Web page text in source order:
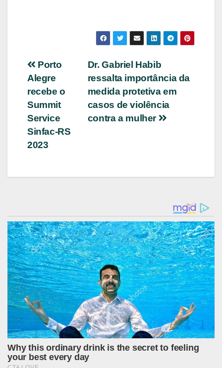
Navegação
de
Post
Dr. Gabriel Habib
ressalta importância da
medida protetiva em
casos de violência
contra a mulher
Porto
Alegre
recebe o
Summit
Service
Sinfac-RS
2023